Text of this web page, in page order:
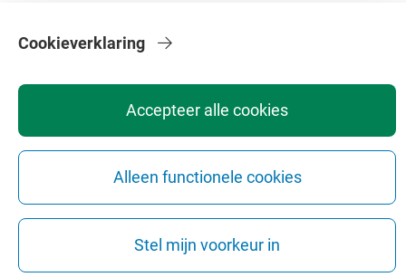
Accepteer alle cookies
Alleen functionele cookies
Stel mijn voorkeur in
Cookieverklaring
PrivacyDisclaimerVeiligheidWebcolofonCookie instellingen
Copyright © 2026 - Vrije Universiteit Amsterdam